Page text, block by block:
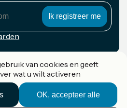
van cookies en geeft
wat u wilt activeren
OK, accepteer alle